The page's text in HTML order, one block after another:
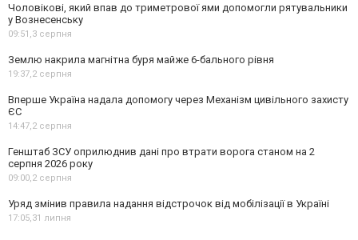
Чоловікові, який впав до триметрової ями допомогли рятувальники
у Вознесенську
09:51,3 серпня
Землю накрила магнітна буря майже 6-бального рівня
19:37,2 серпня
Вперше Україна надала допомогу через Механізм цивільного захисту
ЄС
14:47,2 серпня
Генштаб ЗСУ оприлюднив дані про втрати ворога станом на 2
серпня 2026 року
09:00,2 серпня
Уряд змінив правила надання відстрочок від мобілізації в Україні
17:05,31 липня